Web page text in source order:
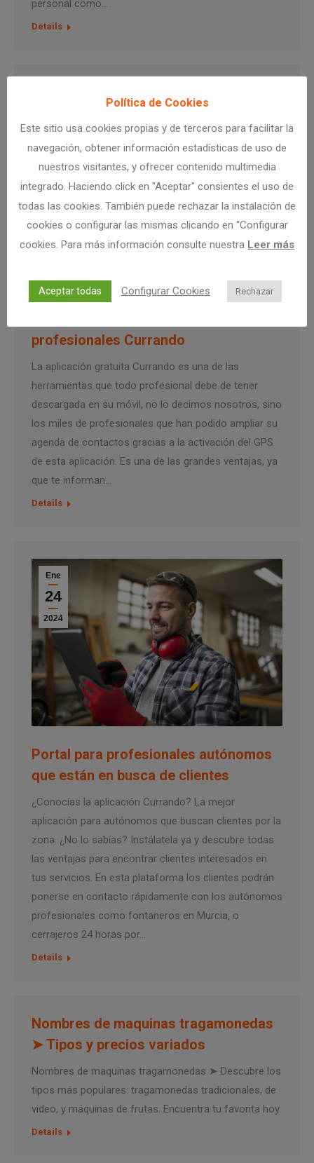
personal como…
Details
¿Especializado en la reparación de
electrodomésticos? Encuentra a tus
profesionales Currando
La aplicación gratuita Currando es una de las
herramientas que todo profesional debe de tener
descargada en su móvil, no lo decimos nosotros, sino
los miles de profesionales que han podido ampliar su
agenda de contactos gracias a la activación del GPS
de esta aplicación. Es una de las grandes ventajas, ya
que te informan…
Details
Ene
24
2024
Portal para profesionales autónomos
que están en busca de clientes
¿Conocías la aplicación Currando? La mejor
aplicación para autónomos que buscan clientes por la
zona. ¿No lo sabías? Instálatela ya y descubre todas
las ventajas para encontrar clientes interesados en
tus servicios. En esta plataforma los clientes podrán
ponerse en contacto rápidamente con los autónomos
profesionales como fontaneros en Murcia, o
cerrajeros 24 horas por…
Details
Nombres de maquinas tragamonedas
➤ Tipos y precios variados
Nombres de maquinas tragamonedas ➤ Descubre los
tipos más populares: tragamonedas tradicionales, de
video, y máquinas de frutas. Encuentra tu favorita hoy.
Details
Política de Cookies
Este sitio usa cookies propias y de terceros para facilitar la
navegación, obtener información estadísticas de uso de
nuestros visitantes, y ofrecer contenido multimedia
integrado. Haciendo click en "Aceptar" consientes el uso de
todas las cookies. También puede rechazar la instalación de
cookies o configurar las mismas clicando en “Configurar
cookies. Para más información consulte nuestra Leer más
Aceptar todas Configurar Cookies Rechazar